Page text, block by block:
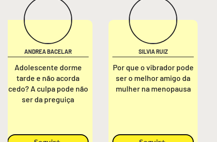
ANDREA BACELAR
Adolescente dorme
tarde e não acorda
cedo? A culpa pode não
ser da preguiça
SILVIA RUIZ
Por que o vibrador pode
ser o melhor amigo da
mulher na menopausa